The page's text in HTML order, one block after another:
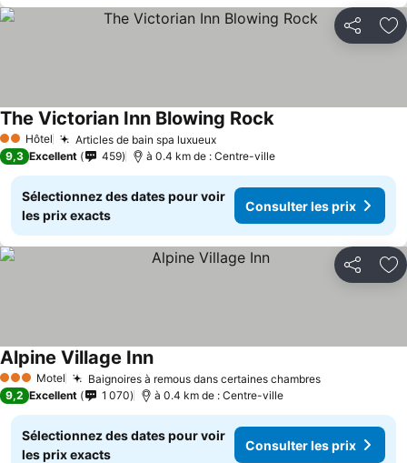
Partager
2 Étoiles
Hôtel Articles de bain spa luxueuxConsulter les prix
The Victorian Inn Blowing RockConsulter les prix
9,3 Excellent 459 à 0.4 km de : Centre-ville
Sélectionnez des dates pour voir
les prix exacts
Consulter les prix
Partager
3 ÉtoilesMotel Baignoires à remous dans certaines chambresConsulter
Alpine Village InnConsulter les prix
9,2 Excellent 1 070 à 0.4 km de : Centre-ville
Sélectionnez des dates pour voir
les prix exacts
Consulter les prix